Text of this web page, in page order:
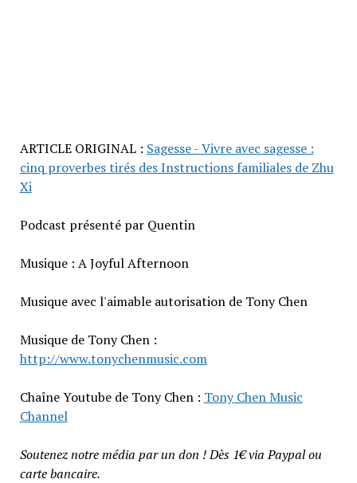
ARTICLE ORIGINAL : Sagesse - Vivre avec sagesse :
cinq proverbes tirés des Instructions familiales de Zhu
Xi
Podcast présenté par Quentin
Musique : A Joyful Afternoon
Musique avec l'aimable autorisation de Tony Chen
Musique de Tony Chen :
http://www.tonychenmusic.com
Chaîne Youtube de Tony Chen : Tony Chen Music
Channel
Soutenez notre média par un don ! Dès 1€ via Paypal ou
carte bancaire.